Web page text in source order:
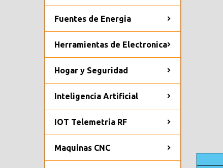
Fuentes de Energia
Herramientas de Electronica
Hogar y Seguridad
Inteligencia Artificial
IOT Telemetria RF
Maquinas CNC